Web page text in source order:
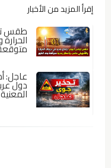
إقرأ المزيد من الأخبار
طقس
دول
المعنية